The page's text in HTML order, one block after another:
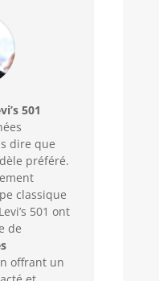
501
dire que
préféré.
classique
501 ont
de
offrant un